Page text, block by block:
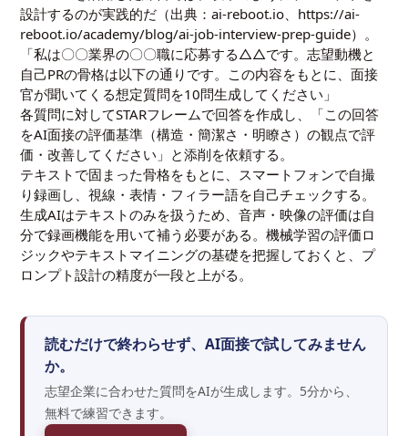
設計するのが実践的だ（出典：ai-reboot.io、 https://ai-
reboot.io/academy/blog/ai-job-interview-prep-guide）。
「私は〇〇業界の〇〇職に応募する△△です。志望動機と
自己PRの骨格は以下の通りです。この内容をもとに、面接
官が聞いてくる想定質問を10問生成してください」
各質問に対してSTARフレームで回答を作成し、「この回答
をAI面接の評価基準（構造・簡潔さ・明瞭さ）の観点で評
価・改善してください」と添削を依頼する。
テキストで固まった骨格をもとに、スマートフォンで自撮
り録画し、視線・表情・フィラー語を自己チェックする。
生成AIはテキストのみを扱うため、音声・映像の評価は自
分で録画機能を用いて補う必要がある。機械学習の評価ロ
ジックやテキストマイニングの基礎を把握しておくと、プ
ロンプト設計の精度が一段と上がる。
読むだけで終わらせず、AI面接で試してみません
か。
志望企業に合わせた質問をAIが生成します。5分から、
無料で練習できます。